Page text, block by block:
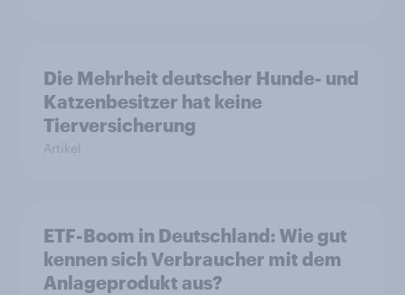
Die Mehrheit deutscher Hunde- und
Katzenbesitzer hat keine
Tierversicherung
Artikel
ETF-Boom in Deutschland: Wie gut
kennen sich Verbraucher mit dem
Anlageprodukt aus?